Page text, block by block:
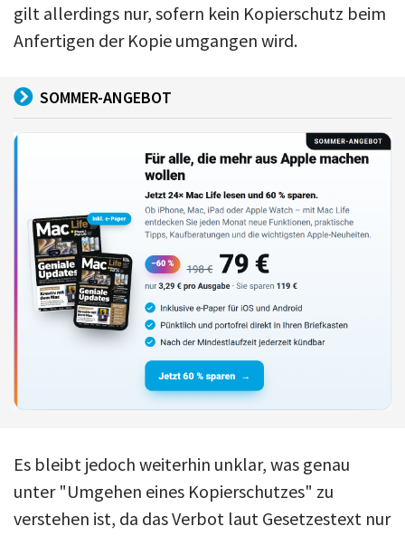
gilt allerdings nur, sofern kein Kopierschutz beim
Anfertigen der Kopie umgangen wird.
SOMMER-ANGEBOT
Es bleibt jedoch weiterhin unklar, was genau
unter "Umgehen eines Kopierschutzes" zu
verstehen ist, da das Verbot laut Gesetzestext nur